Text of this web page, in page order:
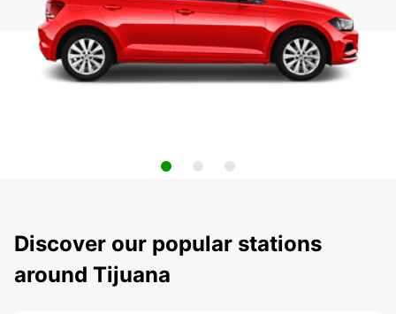
Discover our popular stations
around Tijuana